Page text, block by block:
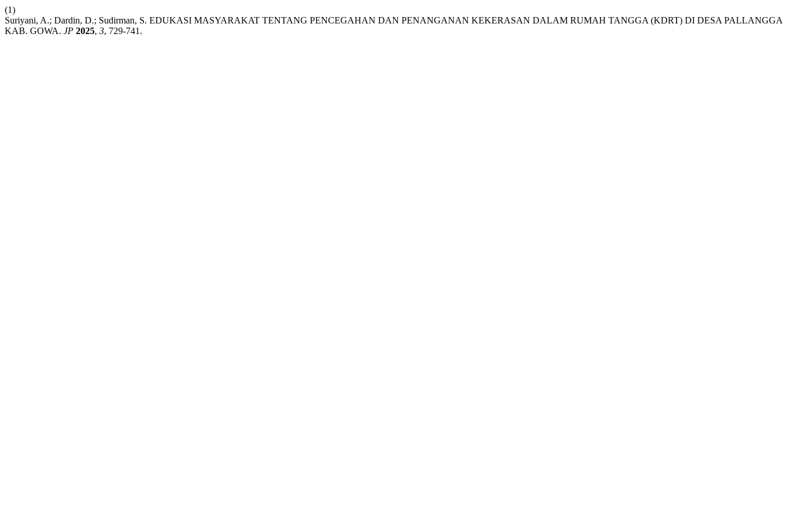
(1)
Suriyani, A.; Dardin, D.; Sudirman, S. EDUKASI MASYARAKAT TENTANG PENCEGAHAN DAN PENANGANAN KEKERASAN DALAM RUMAH TANGGA (KDRT) DI DESA PALLANGGA
KAB. GOWA. JP 2025, 3, 729-741.